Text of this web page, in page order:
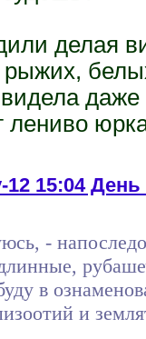
делая
видела
лениво
15:04
-
в
и